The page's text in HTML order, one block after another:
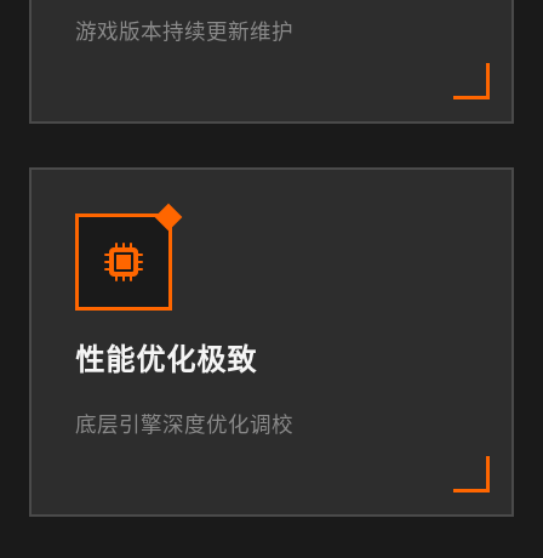
游戏版本持续更新维护
性能优化极致
底层引擎深度优化调校